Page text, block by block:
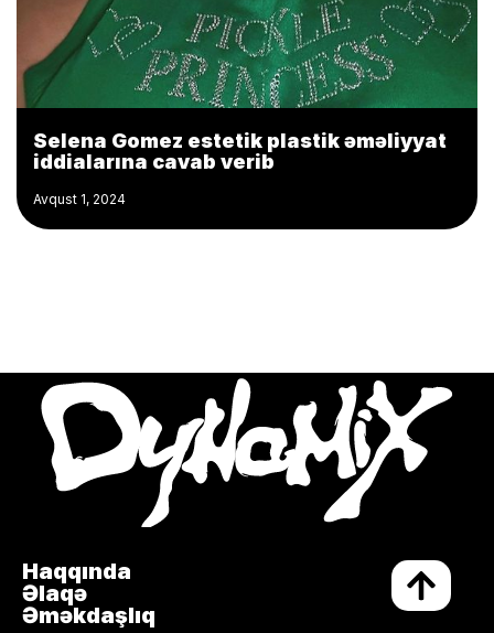
Selena Gomez estetik plastik əməliyyat
iddialarına cavab verib
Avqust 1, 2024
Haqqında
Əlaqə
Əməkdaşlıq